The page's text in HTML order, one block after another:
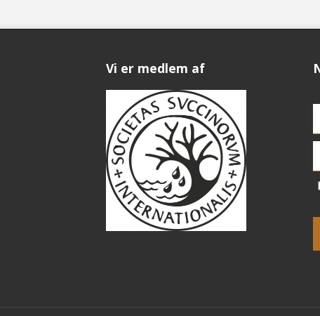
Vi er medlem af